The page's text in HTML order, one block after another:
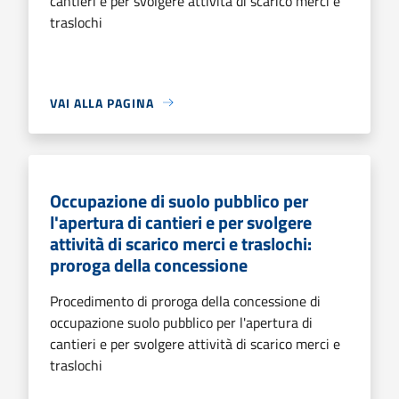
traslochi
VAI ALLA PAGINA
Occupazione di suolo pubblico per
l'apertura di cantieri e per svolgere
attività di scarico merci e traslochi:
proroga della concessione
Procedimento di proroga della concessione di
occupazione suolo pubblico per l'apertura di
cantieri e per svolgere attività di scarico merci e
traslochi